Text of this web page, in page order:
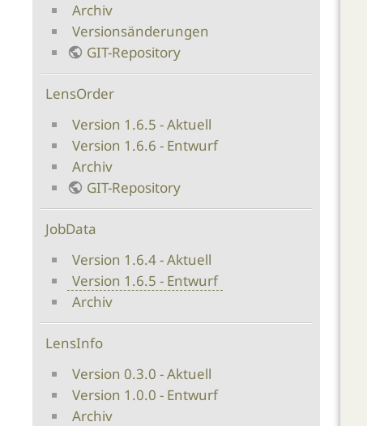
Archiv
Versionsänderungen
GIT-Repository
LensOrder
Version 1.6.5 - Aktuell
Version 1.6.6 - Entwurf
Archiv
GIT-Repository
JobData
Version 1.6.4 - Aktuell
Version 1.6.5 - Entwurf
Archiv
LensInfo
Version 0.3.0 - Aktuell
Version 1.0.0 - Entwurf
Archiv